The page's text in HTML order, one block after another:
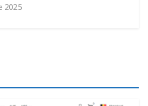
2025